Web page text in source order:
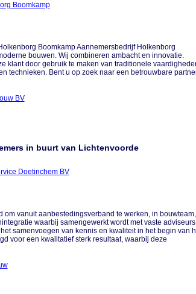
Boomkamp
Boomkamp Aannemersbedrijf Holkenborg
bouwen. Wij combineren ambacht en innovatie.
klant door gebruik te maken van traditionele
technieken. Bent u op zoek naar een betrouwbare
BV
in buurt van Lichtenvoorde
Doetinchem BV
om vanuit aanbestedingsverband te werken, in bouwteam,
waarbij samengewerkt wordt met vaste adviseurs
samenvoegen van kennis en kwaliteit in het begin van
voor een kwalitatief sterk resultaat, waarbij deze